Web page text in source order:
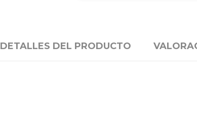
DETALLES DEL PRODUCTO